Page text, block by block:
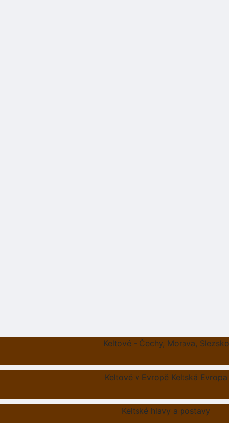
Keltové - Čechy, Morava, Slezsko
Keltové v Evropě Keltská Evropa
Keltské hlavy a postavy